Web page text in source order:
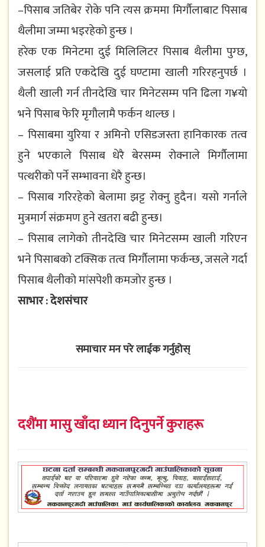
–पिसाब जतिबेर रोके पनि त्यस क्रममा मिर्गौलाबाट पिसाब
थैलीमा जम्मा भइरहेको हुन्छ ।
हरेक एक मिनेटमा दुई मिलिलिटर पिसाब थैलीमा पुग्छ,
जसलाई प्रति एकदेखि दुई घण्टामा खाली गरिरहनुपर्छ ।
थैली खाली गर्न तीनदेखि चार मिनेटसम्म पनि ढिला ग¥यो
भने पिसाब फेरि मृगौलामै फर्कन थाल्छ ।
– पिसाबमा युरिया र अमिनो एसिडजस्ता हानिकारक तत्व
हुने भएकाले पिसाब धेरै बेरसम्म रोक्नाले मिर्गौलामा
पत्थरीको पर्ने सम्भावना धेरै हुन्छ।
– पिसाब गरिरहेको बेलामा झट्ट रोक्नु हुदैन। यसो गर्नाले
मुत्रमार्ग संक्रमण हुने खतरा बढी हुन्छ।
– पिसाब लागेको तीनदेखि चार मिनेटसम्म खाली गरिएन
भने पिसाबको टक्सिक तत्व मिर्गौलामा फर्कन्छ, जसले गर्दा
पिसाब थैलीको मांसपेशी कमजोर हुन्छ ।
साभार : देशसंचार
समाचार मन परे लाईक गर्नुहोस्
दशैंमा मासु खाँदा ध्यान दिनुपर्ने कुराहरू